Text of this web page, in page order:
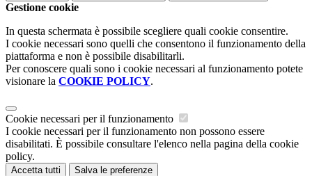
Gestione cookie
In questa schermata è possibile scegliere quali cookie consentire.
I cookie necessari sono quelli che consentono il funzionamento della
piattaforma e non è possibile disabilitarli.
Per conoscere quali sono i cookie necessari al funzionamento potete
visionare la COOKIE POLICY.
Cookie necessari per il funzionamento
I cookie necessari per il funzionamento non possono essere
disabilitati. È possibile consultare l'elenco nella pagina della cookie
policy.
Accetta tutti Salva le preferenze